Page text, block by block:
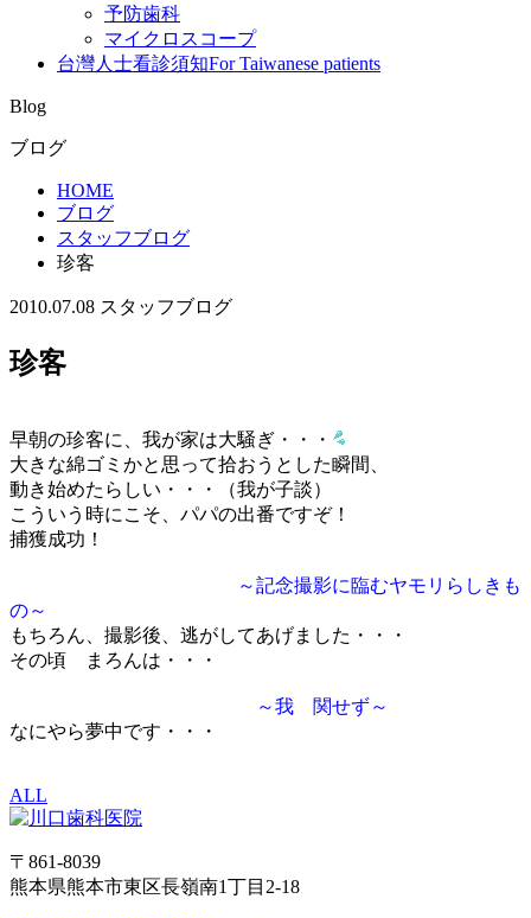
予防歯科
マイクロスコープ
台灣人士看診須知For Taiwanese patients
Blog
ブログ
HOME
ブログ
スタッフブログ
珍客
2010.07.08 スタッフブログ
珍客
早朝の珍客に、我が家は大騒ぎ・・・
大きな綿ゴミかと思って拾おうとした瞬間、
動き始めたらしい・・・（我が子談）
こういう時にこそ、パパの出番ですぞ！
捕獲成功！
～記念撮影に臨むヤモリらしきも
の～
もちろん、撮影後、逃がしてあげました・・・
その頃 まろんは・・・
～我 関せず～
なにやら夢中です・・・
ALL
〒861-8039
熊本県熊本市東区長嶺南1丁目2-18